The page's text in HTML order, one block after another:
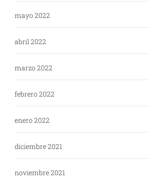
mayo 2022
abril 2022
marzo 2022
febrero 2022
enero 2022
diciembre 2021
noviembre 2021